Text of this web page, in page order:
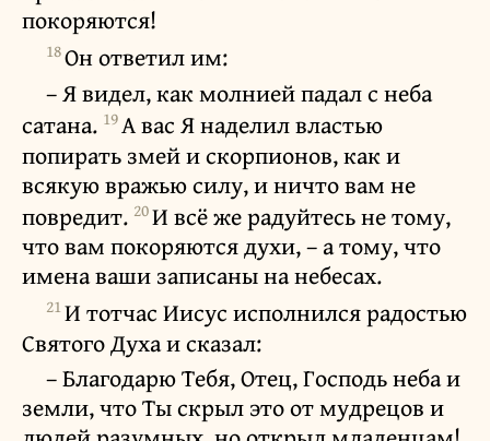
покоряются!
18Он ответил им:
– Я видел, как молнией падал с неба
сатана. 19А вас Я наделил властью
попирать змей и скорпионов, как и
всякую вражью силу, и ничто вам не
повредит. 20И всё же радуйтесь не тому,
что вам покоряются духи, – а тому, что
имена ваши записаны на небесах.
21И тотчас Иисус исполнился радостью
Святого Духа и сказал:
– Благодарю Тебя, Отец, Господь неба и
земли, что Ты скрыл это от мудрецов и